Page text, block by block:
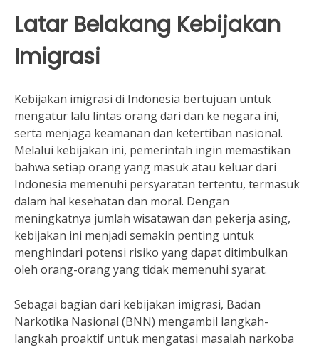
Latar Belakang Kebijakan
Imigrasi
Kebijakan imigrasi di Indonesia bertujuan untuk
mengatur lalu lintas orang dari dan ke negara ini,
serta menjaga keamanan dan ketertiban nasional.
Melalui kebijakan ini, pemerintah ingin memastikan
bahwa setiap orang yang masuk atau keluar dari
Indonesia memenuhi persyaratan tertentu, termasuk
dalam hal kesehatan dan moral. Dengan
meningkatnya jumlah wisatawan dan pekerja asing,
kebijakan ini menjadi semakin penting untuk
menghindari potensi risiko yang dapat ditimbulkan
oleh orang-orang yang tidak memenuhi syarat.
Sebagai bagian dari kebijakan imigrasi, Badan
Narkotika Nasional (BNN) mengambil langkah-
langkah proaktif untuk mengatasi masalah narkoba